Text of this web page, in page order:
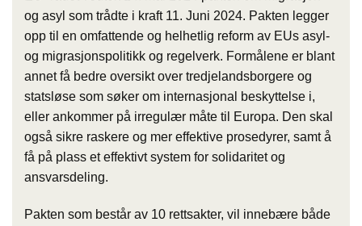
og asyl som trådte i kraft 11. Juni 2024. Pakten legger
opp til en omfattende og helhetlig reform av EUs asyl-
og migrasjonspolitikk og regelverk. Formålene er blant
annet få bedre oversikt over tredjelandsborgere og
statsløse som søker om internasjonal beskyttelse i,
eller ankommer på irregulær måte til Europa. Den skal
også sikre raskere og mer effektive prosedyrer, samt å
få på plass et effektivt system for solidaritet og
ansvarsdeling.
Pakten som består av 10 rettsakter, vil innebære både